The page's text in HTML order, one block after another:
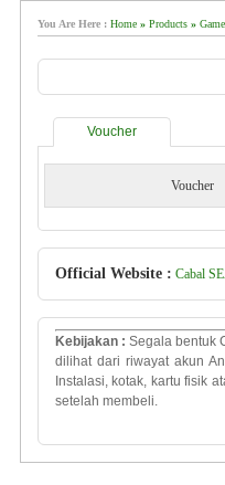
You Are Here : Home» Products»
Voucher
Voucher
Official Website : Cabal
Kebijakan : Segala bentuk
dilihat dari riwayat akun
Instalasi, kotak, kartu fisik
setelah membeli.